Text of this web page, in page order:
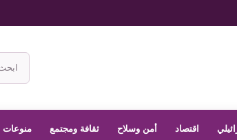
ابحث
في
الناشر
اقتصاد أمن وسلاح ثقافة ومجتمع منوعات